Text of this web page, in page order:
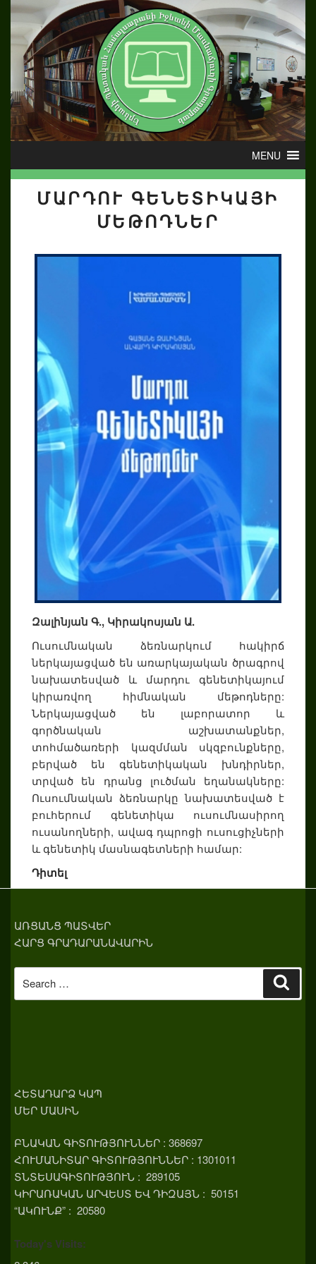
ՄԱՐԴՈՒ ԳԵՆԵՏԻԿԱՅԻ
ՄԵԹՈԴՆԵՐ
Զալինյան Գ., Կիրակոսյան Ա.
Ուսումնական ձեռնարկում հակիրճ
ներկայացված են առարկայական ծրագրով
նախատեսված և մարդու գենետիկայում
կիրառվող հիմնական մեթոդները:
Ներկայացված են լաբորատոր և
գործնական աշխատանքներ,
տոհմածառերի կազմման սկզբունքները,
բերված են գենետիկական խնդիրներ,
տրված են դրանց լուծման եղանակները:
Ուսումնական ձեռնարկը նախատեսված է
բուհերում գենետիկա ուսումնասիրող
ուսանողների, ավագ դպրոցի ուսուցիչների
և գենետիկ մասնագետների համար:
Դիտել
ԱՌՑԱՆՑ ՊԱՏՎԵՐ
ՀԱՐՑ ԳՐԱԴԱՐԱՆԱՎԱՐԻՆ
for:
ՀԵՏԱԴԱՐՁ ԿԱՊ
ՄԵՐ ՄԱՍԻՆ
ԲՆԱԿԱՆ ԳԻՏՈՒԹՅՈՒՆՆԵՐ : 368697
ՀՈՒՄԱՆԻՏԱՐ ԳԻՏՈՒԹՅՈՒՆՆԵՐ : 1301011
ՏՆՏԵՍԱԳԻՏՈՒԹՅՈՒՆ : 289105
ԿԻՐԱՌԱԿԱՆ ԱՐՎԵՍՏ ԵՎ ԴԻԶԱՅՆ : 50151
“ԱԿՈՒՆՔ” : 20580
Today's Visits: